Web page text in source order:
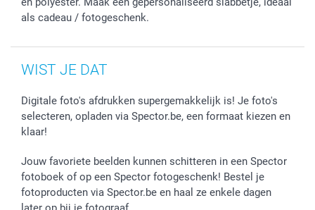
als cadeau / fotogeschenk.
WIST JE DAT
Digitale foto's afdrukken supergemakkelijk is! Je foto's
selecteren, opladen via Spector.be, een formaat kiezen en
klaar!
Jouw favoriete beelden kunnen schitteren in een Spector
fotoboek of op een Spector fotogeschenk! Bestel je
fotoproducten via Spector.be en haal ze enkele dagen